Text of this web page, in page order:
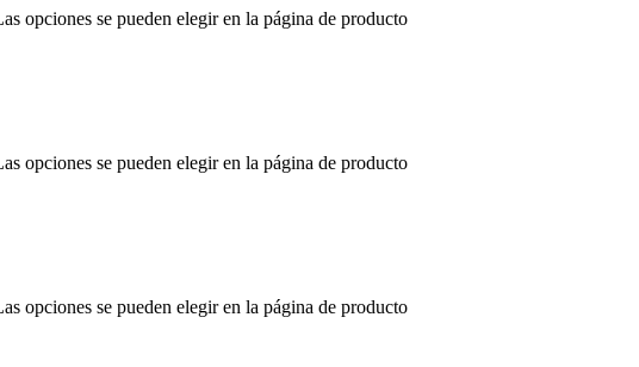
opciones se pueden elegir en la página de producto
opciones se pueden elegir en la página de producto
opciones se pueden elegir en la página de producto